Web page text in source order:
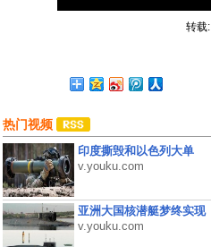
转载:
热门视频
印度撕毁和以色列大单
v.youku.com
亚洲大国核潜艇梦终实现
v.youku.com